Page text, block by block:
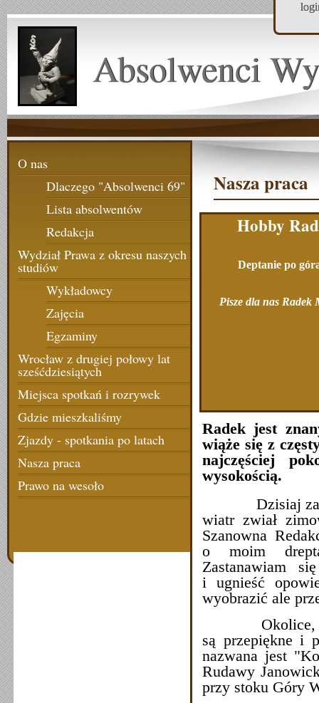
Absolwenci
O nas
Dlaczego "Absolwenci 69"
Lista absolwentów
Redakcja
Wydział Prawa z okresu naszych
studiów
Wykładowcy
Zajęcia
Egzaminy
Wrocław z drugiej połowy lat
sześćdziesiątych
Miejsca spotkań i rozrywek
Gdzie mieszkaliśmy
Zjazdy - spotkania po latach
Nasza praca
Prawo na wesoło
Nasza praca
Hobby
Deptanie po
Pisze dla nas Radek
Radek jest
wiąże się z
najczęściej
wysokością.
Dzisiaj za
wiatr zwiał
Szanowna
o moim
Zastanawiam
i ugnieść
wyobrazić ale
Okolice, do
są przepiękne i
nazwana jest
Rudawy
przy stoku Góry